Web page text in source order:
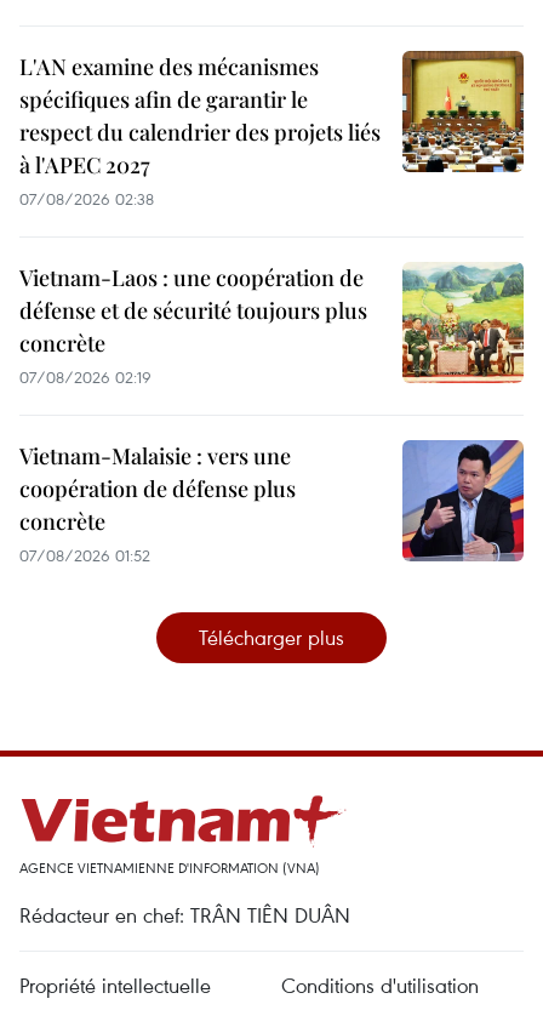
L'AN examine des mécanismes
spécifiques afin de garantir le
respect du calendrier des projets liés
à l'APEC 2027
07/08/2026 02:38
Vietnam-Laos : une coopération de
défense et de sécurité toujours plus
concrète
07/08/2026 02:19
Vietnam-Malaisie : vers une
coopération de défense plus
concrète
07/08/2026 01:52
Télécharger plus
AGENCE VIETNAMIENNE D'INFORMATION (VNA)
Rédacteur en chef: TRÂN TIÊN DUÂN
Propriété intellectuelle Conditions d'utilisation